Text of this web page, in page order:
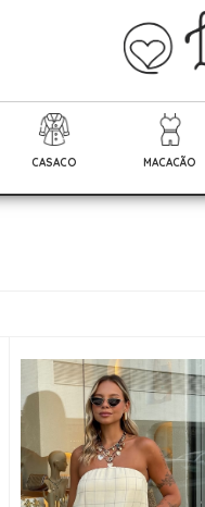
CASACO MACACÃO